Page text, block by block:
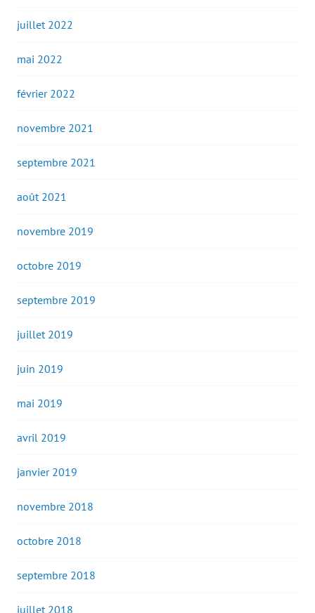
juillet 2022
mai 2022
février 2022
novembre 2021
septembre 2021
août 2021
novembre 2019
octobre 2019
septembre 2019
juillet 2019
juin 2019
mai 2019
avril 2019
janvier 2019
novembre 2018
octobre 2018
septembre 2018
juillet 2018